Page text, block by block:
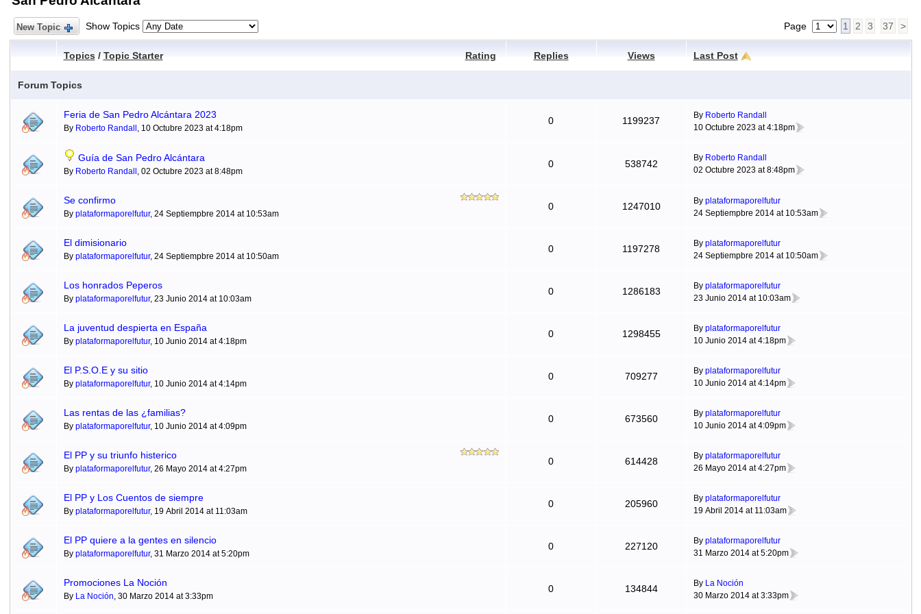
New Topic Show Topics Page 1 2 3 37 >
Topics / Topic Starter Rating Replies Views Last Post
Forum Topics
Feria de San Pedro Alcántara 2023
By Roberto Randall , 10 Octubre 2023 at 4:18pm
0 1199237 By Roberto Randall
10 Octubre 2023 at 4:18pm
Guía de San Pedro Alcántara
By Roberto Randall , 02 Octubre 2023 at 8:48pm
0 538742
By Roberto Randall
02 Octubre 2023 at 8:48pm
Se confirmo
By plataformaporelfutur, 24 Septiempbre 2014 at 10:53am
0 1247010 By plataformaporelfutur
24 Septiempbre 2014 at 10:53am
El dimisionario
By plataformaporelfutur, 24 Septiempbre 2014 at 10:50am
0 1197278 By plataformaporelfutur
24 Septiempbre 2014 at 10:50am
Los honrados Peperos
By plataformaporelfutur, 23 Junio 2014 at 10:03am
0 1286183 By plataformaporelfutur
23 Junio 2014 at 10:03am
La juventud despierta en España
By plataformaporelfutur, 10 Junio 2014 at 4:18pm
0 1298455 By plataformaporelfutur
10 Junio 2014 at 4:18pm
El P.S.O.E y su sitio
By plataformaporelfutur, 10 Junio 2014 at 4:14pm
0 709277 By plataformaporelfutur
10 Junio 2014 at 4:14pm
Las rentas de las ¿familias?
By plataformaporelfutur, 10 Junio 2014 at 4:09pm
0 673560 By plataformaporelfutur
10 Junio 2014 at 4:09pm
El PP y su triunfo histerico
By plataformaporelfutur, 26 Mayo 2014 at 4:27pm
0 614428 By plataformaporelfutur
26 Mayo 2014 at 4:27pm
El PP y Los Cuentos de siempre
By plataformaporelfutur, 19 Abril 2014 at 11:03am
0 205960 By plataformaporelfutur
19 Abril 2014 at 11:03am
El PP quiere a la gentes en silencio
By plataformaporelfutur, 31 Marzo 2014 at 5:20pm
0 227120 By plataformaporelfutur
31 Marzo 2014 at 5:20pm
Promociones La Noción
By La Noción, 30 Marzo 2014 at 3:33pm
0 134844 By La Noción
30 Marzo 2014 at 3:33pm